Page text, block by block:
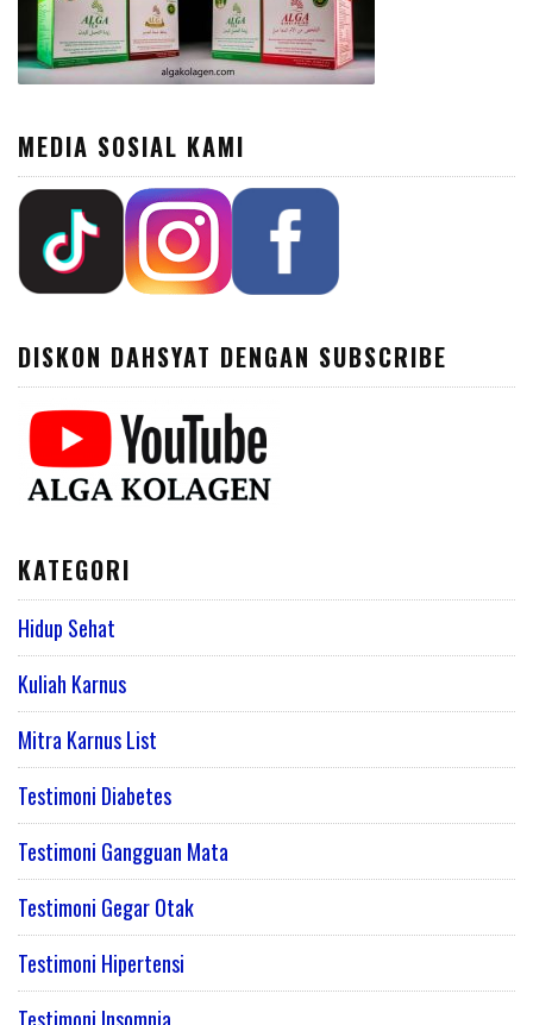
MEDIA SOSIAL KAMI
DISKON DAHSYAT DENGAN SUBSCRIBE
KATEGORI
Hidup Sehat
Kuliah Karnus
Mitra Karnus List
Testimoni Diabetes
Testimoni Gangguan Mata
Testimoni Gegar Otak
Testimoni Hipertensi